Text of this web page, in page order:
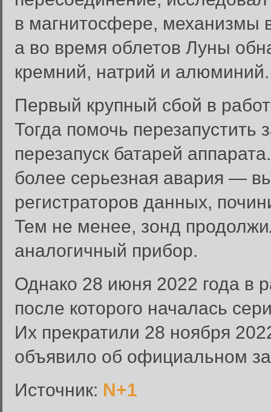
в магнитосфере, механизмы
а во время облетов Луны
кремний, натрий и алюминий.
Первый крупный сбой в
Тогда помочь
перезапуск батарей
более серьезная авария —
регистраторов данных,
Тем не менее, зонд
аналогичный прибор.
Однако 28 июня 2022 года в
после которого началась
Их прекратили 28 ноября
объявило об официальном
Источник: N+1
Вход в систему
Введите имя пользователя и
Вход в систему